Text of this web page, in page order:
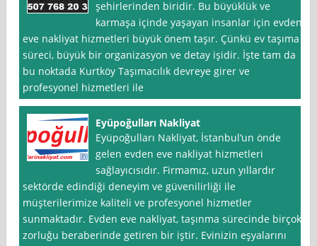
şehirlerinden biridir. Bu büyüklük ve
karmaşa içinde yaşayan insanlar için evden
eve nakliyat hizmetleri büyük önem taşır. Çünkü ev taşıma
süreci, büyük bir organizasyon ve detay işidir. İşte tam da
bu noktada Kurtköy Taşımacılık devreye girer ve
profesyonel hizmetleri ile
Eyüpoğulları Nakliyat
Eyüpoğulları Nakliyat, İstanbul‘un önde
gelen evden eve nakliyat hizmetleri
sağlayıcısıdır. Firmamız, uzun yıllardır
sektörde edindiği deneyim ve güvenilirliği ile
müşterilerimize kaliteli ve profesyonel hizmetler
sunmaktadır. Evden eve nakliyat, taşınma sürecinde birçok
zorluğu beraberinde getiren bir iştir. Evinizin eşyalarını